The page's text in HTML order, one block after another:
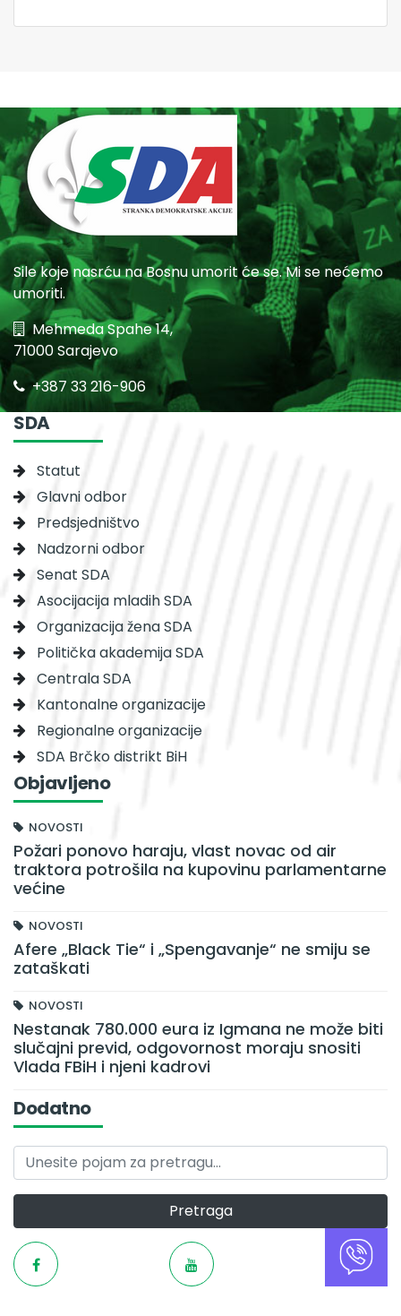
Sile koje nasrću na Bosnu umorit će se. Mi se nećemo
umoriti.
Mehmeda Spahe 14,
71000 Sarajevo
+387 33 216-906
SDA
Statut
Glavni odbor
Predsjedništvo
Nadzorni odbor
Senat SDA
Asocijacija mladih SDA
Organizacija žena SDA
Politička akademija SDA
Centrala SDA
Kantonalne organizacije
Regionalne organizacije
SDA Brčko distrikt BiH
Objavljeno
NOVOSTI
Požari ponovo haraju, vlast novac od air
traktora potrošila na kupovinu parlamentarne
većine
NOVOSTI
Afere „Black Tie“ i „Spengavanje“ ne smiju se
zataškati
NOVOSTI
Nestanak 780.000 eura iz Igmana ne može biti
slučajni previd, odgovornost moraju snositi
Vlada FBiH i njeni kadrovi
Dodatno
Pretraga